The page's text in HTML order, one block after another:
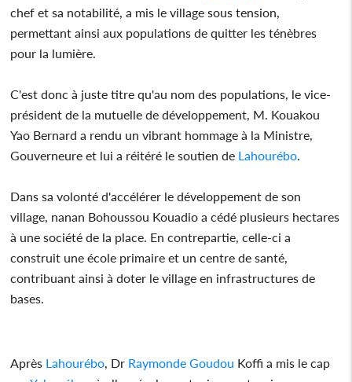
chef et sa notabilité, a mis le village sous tension,
permettant ainsi aux populations de quitter les ténèbres
pour la lumière.
C'est donc à juste titre qu'au nom des populations, le vice-
président de la mutuelle de développement, M. Kouakou
Yao Bernard a rendu un vibrant hommage à la Ministre,
Gouverneure et lui a réitéré le soutien de Lahourébo
Dans sa volonté d'accélérer le développement de son
village, nanan Bohoussou Kouadio a cédé plusieurs hectares
à une société de la place. En contrepartie, celle-ci a
construit une école primaire et un centre de santé,
contribuant ainsi à doter le village en infrastructures de
bases.
Après Lahourébo , Dr Raymonde Goudou Koffi a mis le cap